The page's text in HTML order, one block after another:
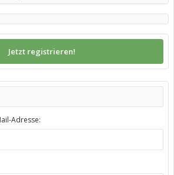
Jetzt registrieren!
Adresse: